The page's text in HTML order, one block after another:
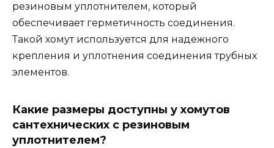
резиновым уплотнителем, который
обеспечивает герметичность соединения.
Такой хомут используется для надежного
крепления и уплотнения соединения трубных
элементов.
Какие размеры доступны у хомутов
сантехнических с резиновым
уплотнителем?